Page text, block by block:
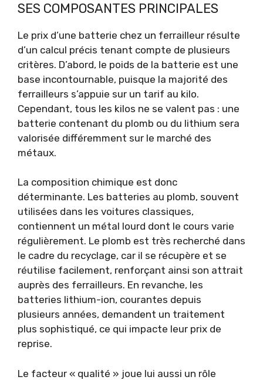
SES COMPOSANTES PRINCIPALES
Le prix d’une batterie chez un ferrailleur résulte
d’un calcul précis tenant compte de plusieurs
critères. D’abord, le poids de la batterie est une
base incontournable, puisque la majorité des
ferrailleurs s’appuie sur un tarif au kilo.
Cependant, tous les kilos ne se valent pas : une
batterie contenant du plomb ou du lithium sera
valorisée différemment sur le marché des
métaux.
La composition chimique est donc
déterminante. Les batteries au plomb, souvent
utilisées dans les voitures classiques,
contiennent un métal lourd dont le cours varie
régulièrement. Le plomb est très recherché dans
le cadre du recyclage, car il se récupère et se
réutilise facilement, renforçant ainsi son attrait
auprès des ferrailleurs. En revanche, les
batteries lithium-ion, courantes depuis
plusieurs années, demandent un traitement
plus sophistiqué, ce qui impacte leur prix de
reprise.
Le facteur « qualité » joue lui aussi un rôle